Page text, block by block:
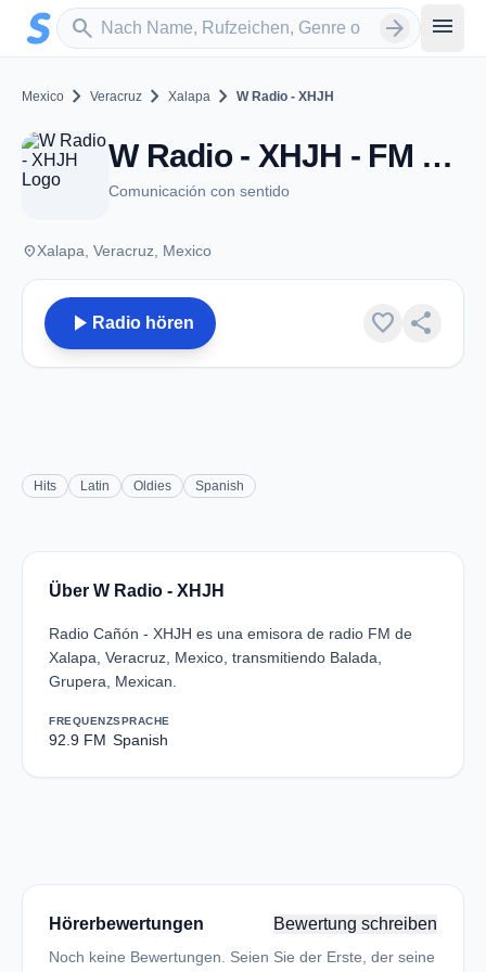
Zum Hauptinhalt springen
search
Sender suchen arrow_forward menu
Mexico chevron_right Veracruz chevron_right Xalapa chevron_right W Radio - XHJH
W Radio - XHJH - FM 92.9 - Xalapa, VE
Comunicación con sentido
placeXalapa, Veracruz, Mexico
play_arrow Radio hören favorite share
Hits Latin Oldies Spanish
Über W Radio - XHJH
Radio Cañón - XHJH es una emisora de radio FM de
Xalapa, Veracruz, Mexico, transmitiendo Balada,
Grupera, Mexican.
FREQUENZ
92.9 FM
SPRACHE
Spanish
Hörerbewertungen Bewertung schreiben
Noch keine Bewertungen. Seien Sie der Erste, der seine